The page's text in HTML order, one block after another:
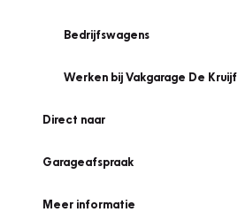
Bedrijfswagens
Werken bij Vakgarage De Kruijf
Direct naar
Garageafspraak
Meer informatie